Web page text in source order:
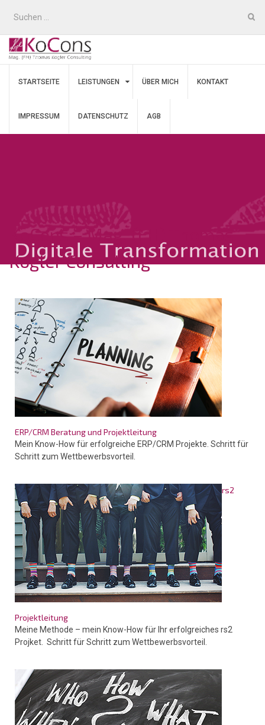
STARTSEITE LEISTUNGEN ÜBER MICH KONTAKT
IMPRESSUM DATENSCHUTZ AGB
KoCons – Mag. (FH) Thomas
Kogler Consulting
ERP/CRM Beratung und Projektleitung
Mein Know-How für erfolgreiche ERP/CRM Projekte. Schritt für
Schritt zum Wettbewerbsvorteil.
rs2
Projektleitung
Meine Methode – mein Know-How für Ihr erfolgreiches rs2
Projket. Schritt für Schritt zum Wettbewerbsvorteil.